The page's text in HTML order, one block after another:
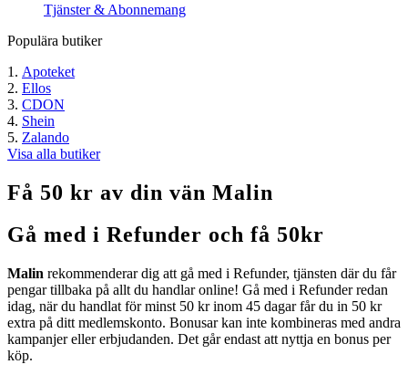
Tjänster & Abonnemang
Populära butiker
Apoteket
Ellos
CDON
Shein
Zalando
Visa alla butiker
Få 50 kr av din vän Malin
Gå med i Refunder och få 50kr
Malin rekommenderar dig att gå med i Refunder, tjänsten där du får
pengar tillbaka på allt du handlar online! Gå med i Refunder redan
idag, när du handlat för minst 50 kr inom 45 dagar får du in 50 kr
extra på ditt medlemskonto. Bonusar kan inte kombineras med andra
kampanjer eller erbjudanden. Det går endast att nyttja en bonus per
köp.